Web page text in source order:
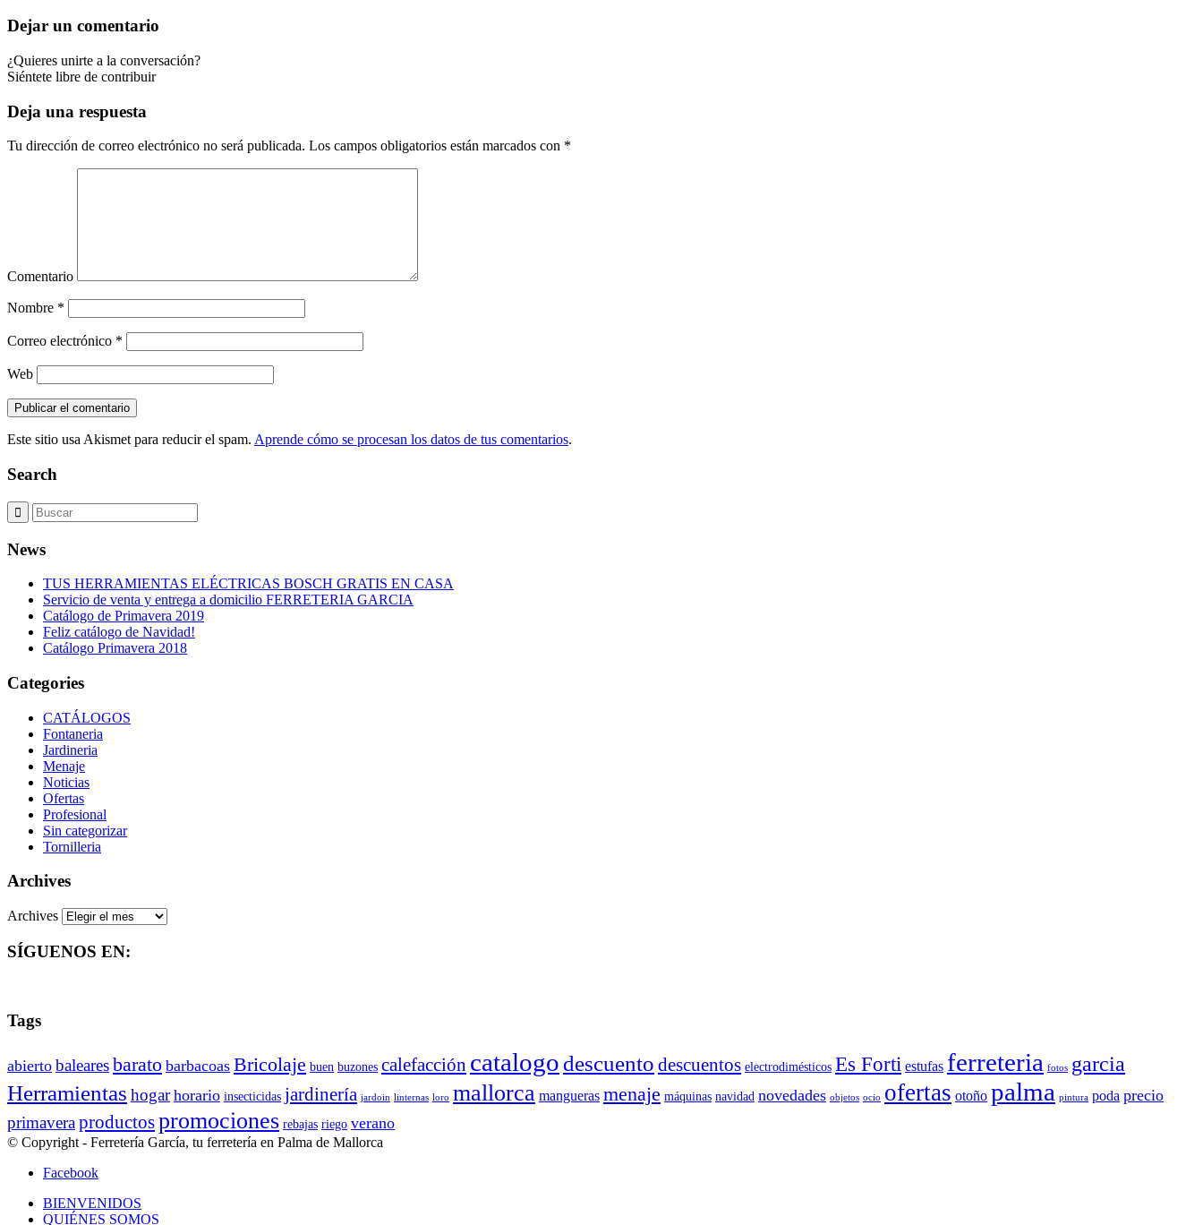
Dejar un comentario
¿Quieres unirte a la conversación?
Siéntete libre de contribuir
Deja una respuesta
Tu dirección de correo electrónico no será publicada. Los campos obligatorios están marcados con *
Comentario
Nombre *
Correo electrónico *
Web
Este sitio usa Akismet para reducir el spam. Aprende cómo se procesan los datos de tus comentarios.
Search
News
TUS HERRAMIENTAS ELÉCTRICAS BOSCH GRATIS EN CASA
Servicio de venta y entrega a domicilio FERRETERIA GARCIA
Catálogo de Primavera 2019
Feliz catálogo de Navidad!
Catálogo Primavera 2018
Categories
CATÁLOGOS
Fontaneria
Jardineria
Menaje
Noticias
Ofertas
Profesional
Sin categorizar
Tornilleria
Archives
Archives
SÍGUENOS EN:
Tags
abierto balearesbarato barbacoas Bricolaje buen buzones calefacción catalogo descuento descuentos electrodimésticos Es Forti estufas ferreteria fotos garcia
Herramientas hogar horario insecticidas jardinería jardoin linternas loro mallorca mangueras menaje máquinas navidad novedades objetos ocio ofertas otoño palma pintura poda precio
primaveraproductospromociones rebajas riego verano
© Copyright - Ferretería García, tu ferretería en Palma de Mallorca
Facebook
BIENVENIDOS
QUIÉNES SOMOS